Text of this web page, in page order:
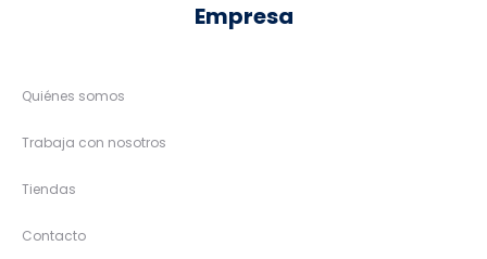
Empresa
Quiénes somos
Trabaja con nosotros
Tiendas
Contacto